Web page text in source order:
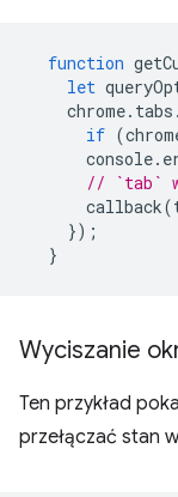
function
let
chrome. tabs .
if (
console.
// `tab`
callback(
});
}
Wyciszanie
Ten przykład
przełączać stan